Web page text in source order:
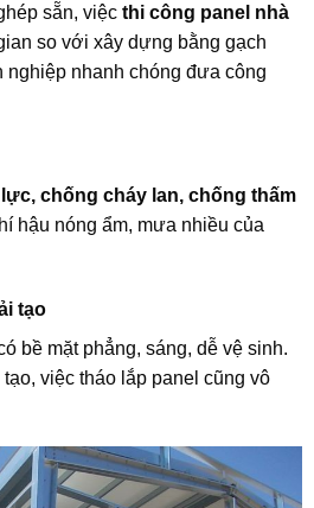
sẵn, việc thi công panel nhà
so với xây dựng bằng gạch
nghiệp nhanh chóng đưa công
chống cháy lan, chống thấm
hậu nóng ẩm, mưa nhiều của
tạo
bề mặt phẳng, sáng, dễ vệ sinh.
việc tháo lắp panel cũng vô